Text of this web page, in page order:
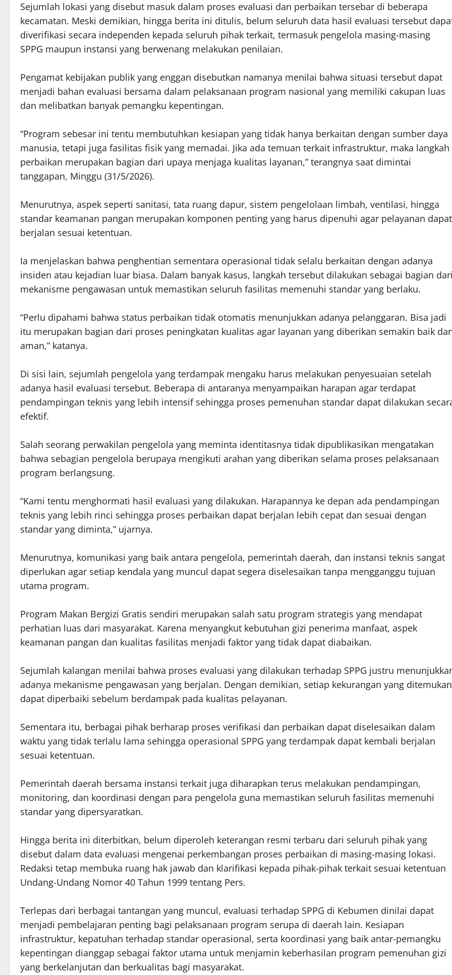
Sejumlah lokasi yang disebut masuk dalam proses evaluasi dan perbaikan tersebar di beberapa
kecamatan. Meski demikian, hingga berita ini ditulis, belum seluruh data hasil evaluasi tersebut
diverifikasi secara independen kepada seluruh pihak terkait, termasuk pengelola masing-masing
SPPG maupun instansi yang berwenang melakukan penilaian.
Pengamat kebijakan publik yang enggan disebutkan namanya menilai bahwa situasi tersebut dapat
menjadi bahan evaluasi bersama dalam pelaksanaan program nasional yang memiliki cakupan luas
dan melibatkan banyak pemangku kepentingan.
“Program sebesar ini tentu membutuhkan kesiapan yang tidak hanya berkaitan dengan sumber daya
manusia, tetapi juga fasilitas fisik yang memadai. Jika ada temuan terkait infrastruktur, maka langkah
perbaikan merupakan bagian dari upaya menjaga kualitas layanan,” terangnya saat dimintai
tanggapan, Minggu (31/5/2026).
Menurutnya, aspek seperti sanitasi, tata ruang dapur, sistem pengelolaan limbah, ventilasi, hingga
standar keamanan pangan merupakan komponen penting yang harus dipenuhi agar pelayanan dapat
berjalan sesuai ketentuan.
Ia menjelaskan bahwa penghentian sementara operasional tidak selalu berkaitan dengan adanya
insiden atau kejadian luar biasa. Dalam banyak kasus, langkah tersebut dilakukan sebagai bagian
mekanisme pengawasan untuk memastikan seluruh fasilitas memenuhi standar yang berlaku.
“Perlu dipahami bahwa status perbaikan tidak otomatis menunjukkan adanya pelanggaran. Bisa jadi
itu merupakan bagian dari proses peningkatan kualitas agar layanan yang diberikan semakin baik
aman,” katanya.
Di sisi lain, sejumlah pengelola yang terdampak mengaku harus melakukan penyesuaian setelah
adanya hasil evaluasi tersebut. Beberapa di antaranya menyampaikan harapan agar terdapat
pendampingan teknis yang lebih intensif sehingga proses pemenuhan standar dapat dilakukan
efektif.
Salah seorang perwakilan pengelola yang meminta identitasnya tidak dipublikasikan mengatakan
bahwa sebagian pengelola berupaya mengikuti arahan yang diberikan selama proses pelaksanaan
program berlangsung.
“Kami tentu menghormati hasil evaluasi yang dilakukan. Harapannya ke depan ada pendampingan
teknis yang lebih rinci sehingga proses perbaikan dapat berjalan lebih cepat dan sesuai dengan
standar yang diminta,” ujarnya.
Menurutnya, komunikasi yang baik antara pengelola, pemerintah daerah, dan instansi teknis sangat
diperlukan agar setiap kendala yang muncul dapat segera diselesaikan tanpa mengganggu tujuan
utama program.
Program Makan Bergizi Gratis sendiri merupakan salah satu program strategis yang mendapat
perhatian luas dari masyarakat. Karena menyangkut kebutuhan gizi penerima manfaat, aspek
keamanan pangan dan kualitas fasilitas menjadi faktor yang tidak dapat diabaikan.
Sejumlah kalangan menilai bahwa proses evaluasi yang dilakukan terhadap SPPG justru
adanya mekanisme pengawasan yang berjalan. Dengan demikian, setiap kekurangan yang ditemukan
dapat diperbaiki sebelum berdampak pada kualitas pelayanan.
Sementara itu, berbagai pihak berharap proses verifikasi dan perbaikan dapat diselesaikan dalam
waktu yang tidak terlalu lama sehingga operasional SPPG yang terdampak dapat kembali berjalan
sesuai ketentuan.
Pemerintah daerah bersama instansi terkait juga diharapkan terus melakukan pendampingan,
monitoring, dan koordinasi dengan para pengelola guna memastikan seluruh fasilitas memenuhi
standar yang dipersyaratkan.
Hingga berita ini diterbitkan, belum diperoleh keterangan resmi terbaru dari seluruh pihak yang
disebut dalam data evaluasi mengenai perkembangan proses perbaikan di masing-masing lokasi.
Redaksi tetap membuka ruang hak jawab dan klarifikasi kepada pihak-pihak terkait sesuai ketentuan
Undang-Undang Nomor 40 Tahun 1999 tentang Pers.
Terlepas dari berbagai tantangan yang muncul, evaluasi terhadap SPPG di Kebumen dinilai dapat
menjadi pembelajaran penting bagi pelaksanaan program serupa di daerah lain. Kesiapan
infrastruktur, kepatuhan terhadap standar operasional, serta koordinasi yang baik antar-pemangku
kepentingan dianggap sebagai faktor utama untuk menjamin keberhasilan program pemenuhan gizi
yang berkelanjutan dan berkualitas bagi masyarakat.